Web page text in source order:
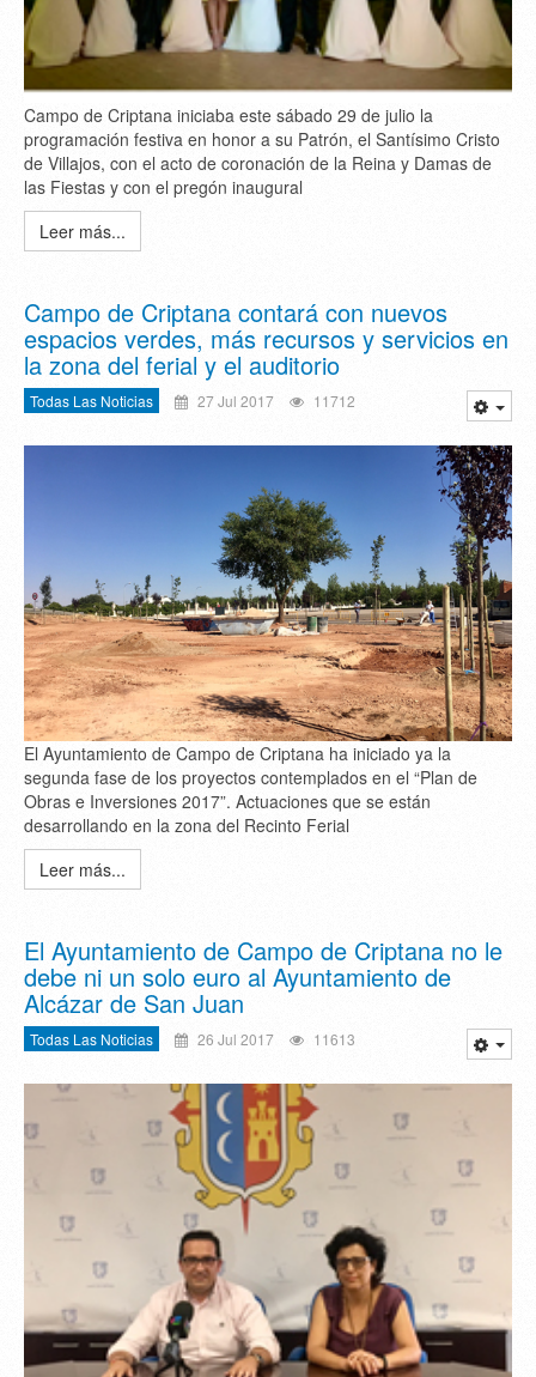
Campo de Criptana iniciaba este sábado 29 de julio la
programación festiva en honor a su Patrón, el Santísimo Cristo
de Villajos, con el acto de coronación de la Reina y Damas de
las Fiestas y con el pregón inaugural
Leer más...
Campo de Criptana contará con nuevos
espacios verdes, más recursos y servicios en
la zona del ferial y el auditorio
Todas Las Noticias 27 Jul 2017 11712
El Ayuntamiento de Campo de Criptana ha iniciado ya la
segunda fase de los proyectos contemplados en el “Plan de
Obras e Inversiones 2017”. Actuaciones que se están
desarrollando en la zona del Recinto Ferial
Leer más...
El Ayuntamiento de Campo de Criptana no le
debe ni un solo euro al Ayuntamiento de
Alcázar de San Juan
Todas Las Noticias 26 Jul 2017 11613